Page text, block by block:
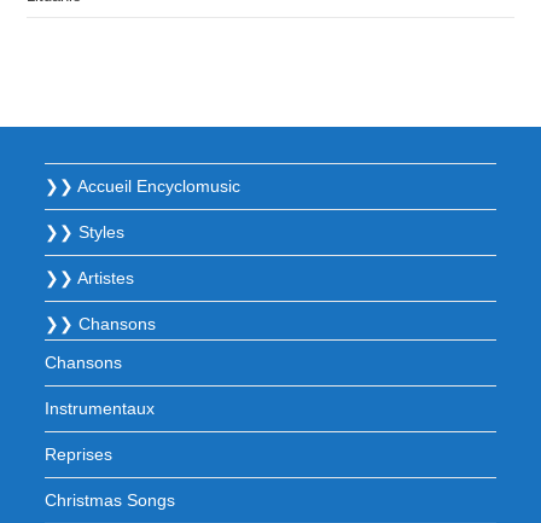
❯❯ Accueil Encyclomusic
❯❯ Styles
❯❯ Artistes
❯❯ Chansons
Chansons
Instrumentaux
Reprises
Christmas Songs